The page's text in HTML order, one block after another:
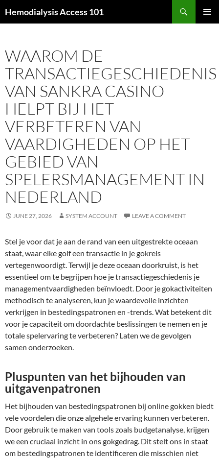
toHemodialysis Access 101
WAAROM DE
TRANSACTIEGESCHIEDENIS
VAN SANKRA CASINO
HELPT BIJ HET
VERBETEREN VAN
VAARDIGHEDEN OP HET
GEBIED VAN
SPELERSMANAGEMENT IN
NEDERLAND
JUNE 27, 2026 SYSTEM ACCOUNT LEAVE A COMMENT
Stel je voor dat je aan de rand van een uitgestrekte oceaan
staat, waar elke golf een transactie in je gokreis
vertegenwoordigt. Terwijl je deze oceaan doorkruist, is het
essentieel om te begrijpen hoe je transactiegeschiedenis je
managementvaardigheden beïnvloedt. Door je gokactiviteiten
methodisch te analyseren, kun je waardevolle inzichten
verkrijgen in bestedingspatronen en -trends. Wat betekent dit
voor je capaciteit om doordachte beslissingen te nemen en je
totale spelervaring te verbeteren? Laten we de gevolgen
samen onderzoeken.
Pluspunten van het bijhouden van
uitgavenpatronen
Het bijhouden van bestedingspatronen bij online gokken biedt
vele voordelen die onze algehele ervaring kunnen verbeteren.
Door gebruik te maken van tools zoals budgetanalyse, krijgen
we een cruciaal inzicht in ons gokgedrag. Dit stelt ons in staat
om bestedingspatronen te identificeren die misschien niet